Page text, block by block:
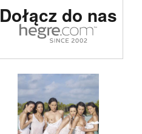
nr 1 na świecie
Dołącz do nas